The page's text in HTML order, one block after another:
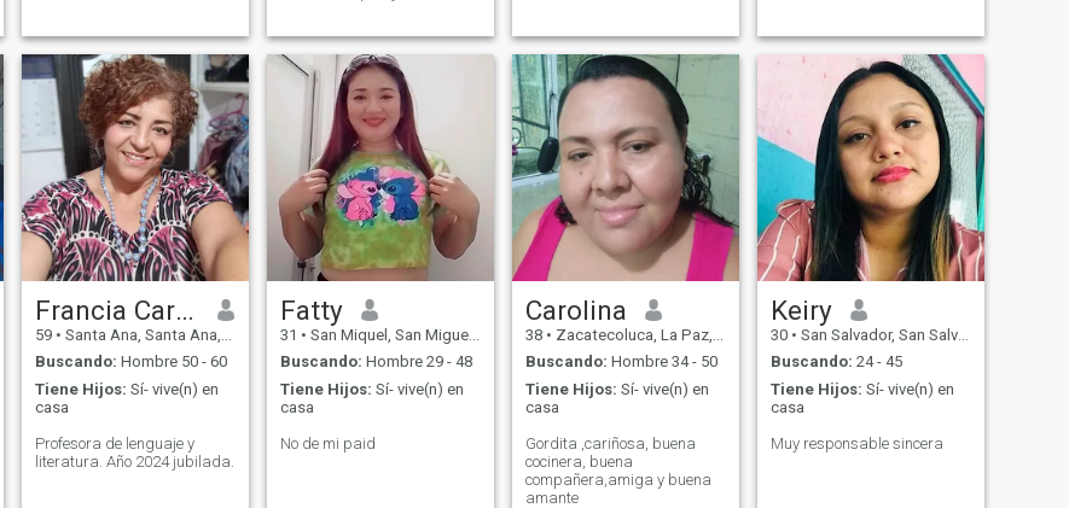
Francia Carolina Fuentes
59 • Santa Ana, Santa Ana, El Salvador
Buscando: Hombre 50 - 60
Tiene Hijos: Sí- vive(n) en
casa
Profesora de lenguaje y
literatura. Año 2024 jubilada.
Fatty
31 • San Miquel, San Miguel, El Salvador
Buscando: Hombre 29 - 48
Tiene Hijos: Sí- vive(n) en
casa
No de mi paid
Carolina
38 • Zacatecoluca, La Paz, El Salvador
Buscando: Hombre 34 - 50
Tiene Hijos: Sí- vive(n) en
casa
Gordita ,cariñosa, buena
cocinera, buena
compañera,amiga y buena
amante
Keiry
30 • San Salvador, San Salvador, El Salvador
Buscando: 24 - 45
Tiene Hijos: Sí- vive(n) en
casa
Muy responsable sincera